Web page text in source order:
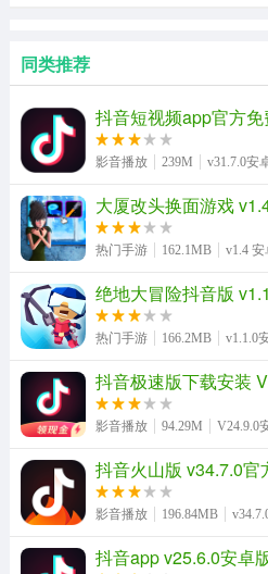
同类推荐
抖音短视频app官方
影音播放 239M v31.7.0安
大厦改头换面游戏
热门手游 162.1MB v1.4 安
绝地大冒险抖音版
热门手游 166.2MB v1.1.0
抖音极速版下载安装
影音播放 94.29M V24.9.0
抖音火山版 v34.7.0官
影音播放 196.84MB
抖音app v25.6.0安卓